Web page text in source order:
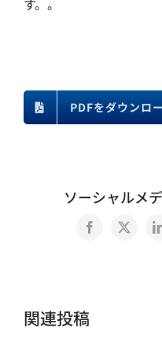
す。。
PDFをダウンロ
ソーシャルメ
Facebook
X
関連投稿